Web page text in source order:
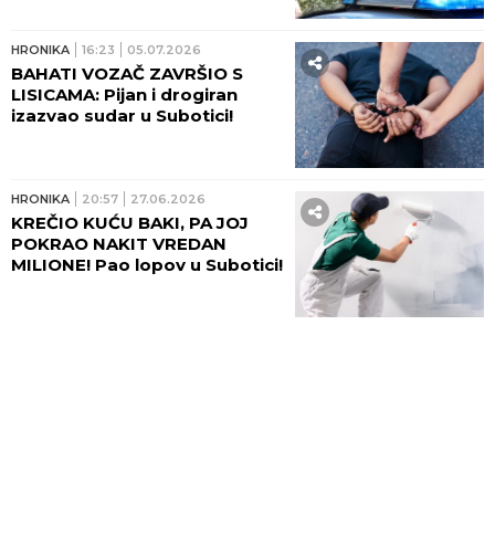
HRONIKA 16:23 05.07.2026
BAHATI VOZAČ ZAVRŠIO S
LISICAMA: Pijan i drogiran
izazvao sudar u Subotici!
HRONIKA 20:57 27.06.2026
KREČIO KUĆU BAKI, PA JOJ
POKRAO NAKIT VREDAN
MILIONE! Pao lopov u Subotici!